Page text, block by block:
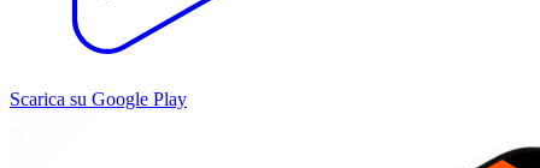
Scarica su Google Play